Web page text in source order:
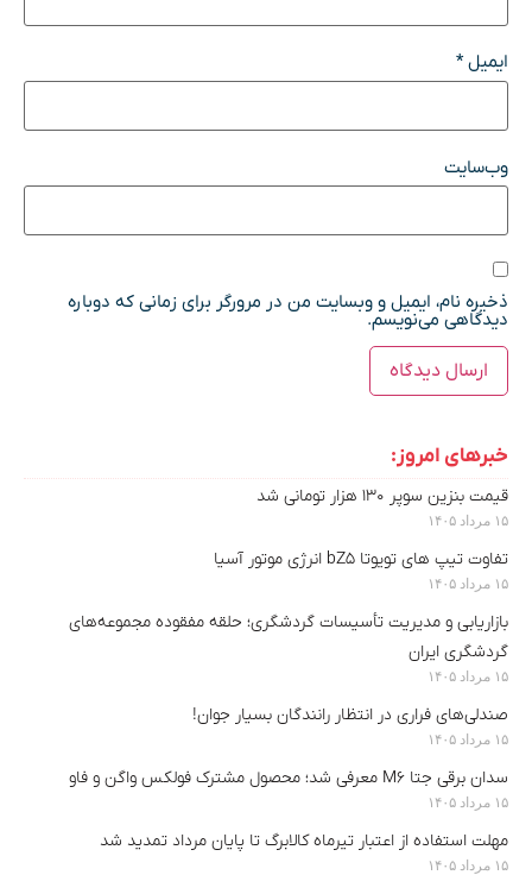
ایمیل*
وب‌سایت
ذخیره نام، ایمیل و وبسایت من در مرورگر برای زمانی که دوباره
دیدگاهی می‌نویسم.
خبرهای امروز:
قیمت بنزین سوپر ۱۳۰ هزار تومانی شد
۱۵ مرداد ۱۴۰۵
تفاوت تیپ های تویوتا bZ5 انرژی موتور آسیا
۱۵ مرداد ۱۴۰۵
بازاریابی و مدیریت تأسیسات گردشگری؛ حلقه مفقوده مجموعه‌های
گردشگری ایران
۱۵ مرداد ۱۴۰۵
صندلی‌های فراری در انتظار رانندگان بسیار جوان!
۱۵ مرداد ۱۴۰۵
سدان برقی جتا M6 معرفی شد؛ محصول مشترک فولکس واگن و فاو
۱۵ مرداد ۱۴۰۵
مهلت استفاده از اعتبار تیرماه کالابرگ تا پایان مرداد تمدید شد
۱۵ مرداد ۱۴۰۵